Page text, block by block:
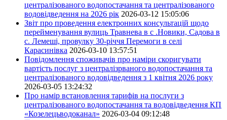
централізованого водопостачання та централізованого
водовідведення на 2026 рік 2026-03-12 15:05:06
Звіт про проведення електронних консультацій щодо
перейменування вулиць Травнева в с .Новики, Садова в
с. Лемеші, провулку 30-річчя Перемоги в селі
Карасинівка 2026-03-10 13:57:51
Повідомлення споживачів про наміри скоригувати
вартість послуг з централізрваного водопостачання та
централізованого водовідведення з 1 квітня 2026 року
2026-03-05 13:24:32
Про намір встановлення тарифів на послуги з
централізованого водопостачання та водовідведення КП
«Козелецьводоканал» 2026-03-04 09:12:48